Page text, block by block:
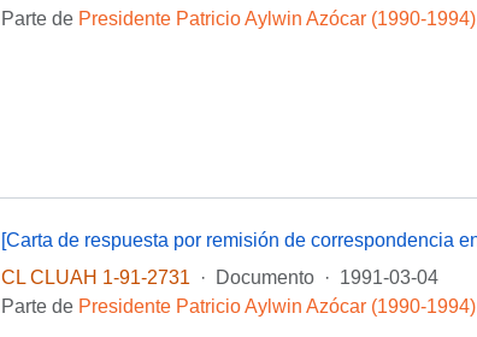
Parte de Presidente Patricio Aylwin Azócar (1990-1994)
CL CLUAH 1-91-2731
· Documento · 1991-03-04
Parte de Presidente Patricio Aylwin Azócar (1990-1994)